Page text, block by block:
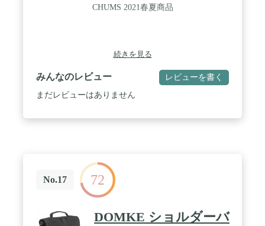
CHUMS 2021春夏商品
続きを見る
みんなのレビュー レビューを書く
まだレビューはありません
No.17 72
DOMKE ショルダーバ